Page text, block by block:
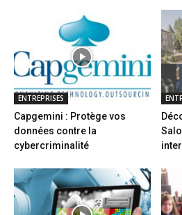
ENTREPRISES
Capgemini : Protège vos
données contre la
cybercriminalité